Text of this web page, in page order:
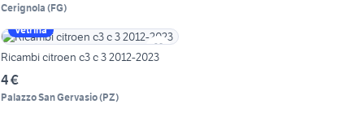
Cerignola (FG)
Vetrina
Ricambi citroen c3 c 3 2012-2023
4 €
Palazzo San Gervasio(PZ)